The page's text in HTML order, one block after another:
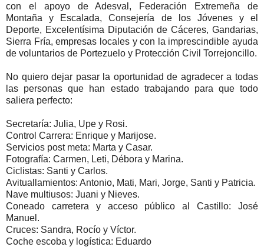
con el apoyo de Adesval, Federación Extremeña de
Montaña y Escalada, Consejería de los Jóvenes y el
Deporte, Excelentísima Diputación de Cáceres, Gandarias,
Sierra Fría, empresas locales y con la imprescindible ayuda
de voluntarios de Portezuelo y Protección Civil Torrejoncillo.
No quiero dejar pasar la oportunidad de agradecer a todas
las personas que han estado trabajando para que todo
saliera perfecto:
Secretaría: Julia, Upe y Rosi.
Control Carrera: Enrique y Marijose.
Servicios post meta: Marta y Casar.
Fotografía: Carmen, Leti, Débora y Marina.
Ciclistas: Santi y Carlos.
Avituallamientos: Antonio, Mati, Mari, Jorge, Santi y Patricia.
Nave multiusos: Juani y Nieves.
Coneado carretera y acceso público al Castillo: José
Manuel.
Cruces: Sandra, Rocío y Víctor.
Coche escoba y logística: Eduardo